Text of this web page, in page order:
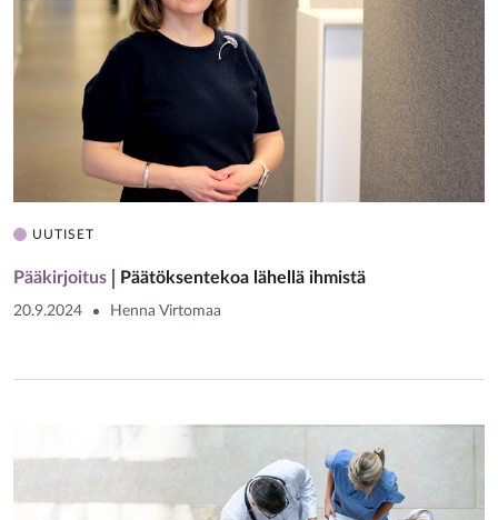
UUTISET
Pääkirjoitus Päätöksentekoa lähellä ihmistä
20.9.2024 Henna Virtomaa